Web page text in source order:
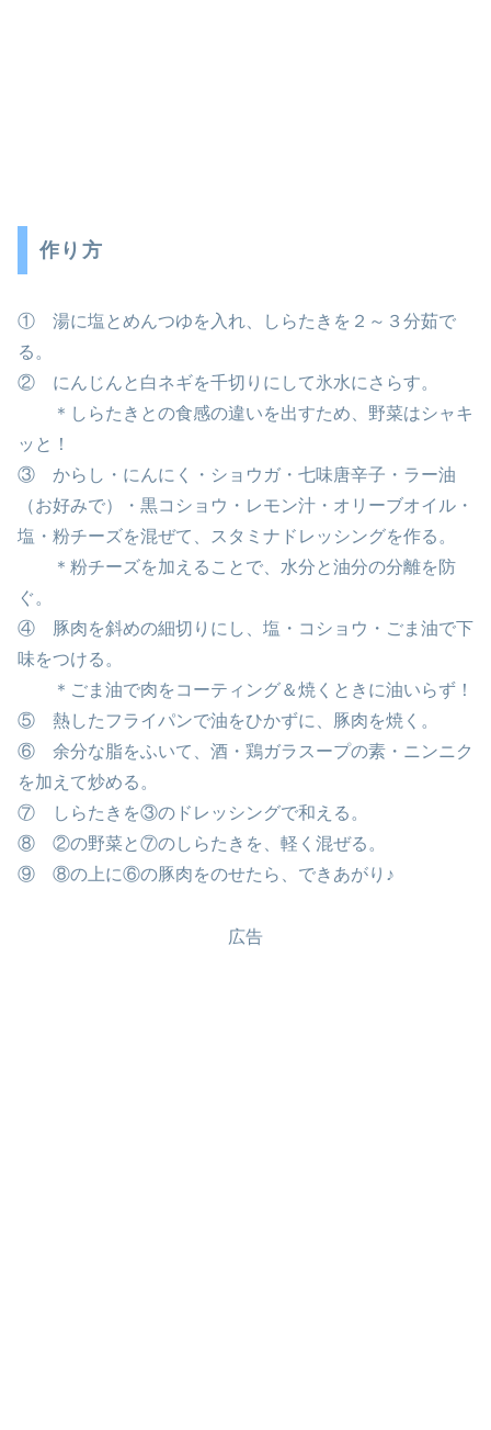
作り方
① 湯に塩とめんつゆを入れ、しらたきを２～３分茹で
る。
② にんじんと白ネギを千切りにして氷水にさらす。
＊しらたきとの食感の違いを出すため、野菜はシャキ
ッと！
③ からし・にんにく・ショウガ・七味唐辛子・ラー油
（お好みで）・黒コショウ・レモン汁・オリーブオイル・
塩・粉チーズを混ぜて、スタミナドレッシングを作る。
＊粉チーズを加えることで、水分と油分の分離を防
ぐ。
④ 豚肉を斜めの細切りにし、塩・コショウ・ごま油で下
味をつける。
＊ごま油で肉をコーティング＆焼くときに油いらず！
⑤ 熱したフライパンで油をひかずに、豚肉を焼く。
⑥ 余分な脂をふいて、酒・鶏ガラスープの素・ニンニク
を加えて炒める。
⑦ しらたきを③のドレッシングで和える。
⑧ ②の野菜と⑦のしらたきを、軽く混ぜる。
⑨ ⑧の上に⑥の豚肉をのせたら、できあがり♪
広告